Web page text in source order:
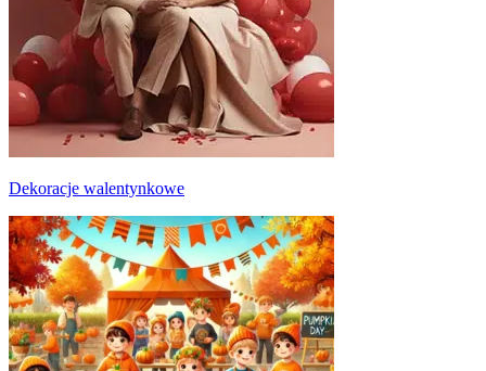
Dekoracje walentynkowe